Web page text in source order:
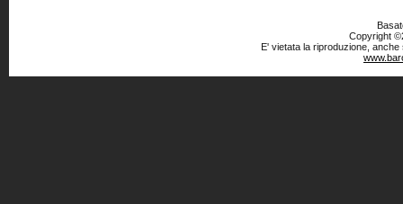
Copyright
E' vietata la riproduzione,